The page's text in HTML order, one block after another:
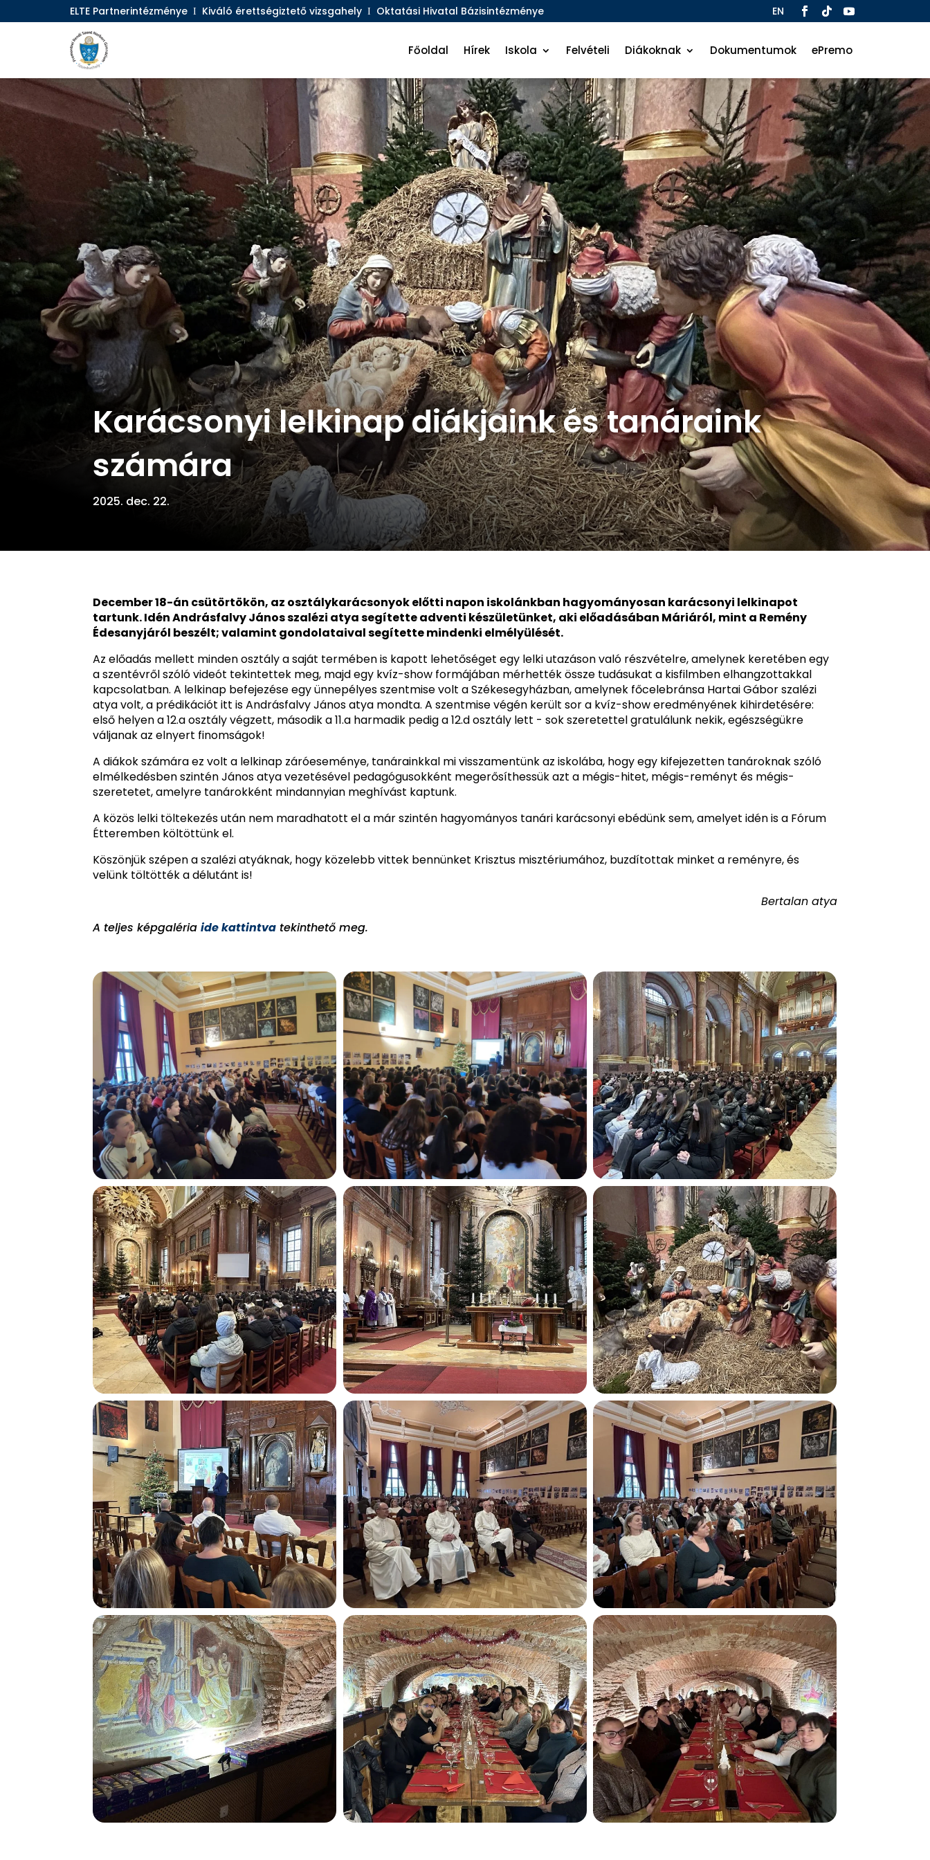
ELTE Partnerintézménye Ι Kiváló érettségiztető vizsgahely Ι Oktatási Hivatal Bázisintézménye EN
Főoldal Hírek Iskola Felvételi Diákoknak Dokumentumok ePremo
Karácsonyi lelkinap diákjaink és tanáraink
számára
2025. dec. 22.
December 18-án csütörtökön, az osztálykarácsonyok előtti napon iskolánkban hagyományosan karácsonyi lelkinapot
tartunk. Idén Andrásfalvy János szalézi atya segítette adventi készületünket, aki előadásában Máriáról, mint a Remény
Édesanyjáról beszélt; valamint gondolataival segítette mindenki elmélyülését.
Az előadás mellett minden osztály a saját termében is kapott lehetőséget egy lelki utazáson való részvételre, amelynek keretében egy
a szentévről szóló videót tekintettek meg, majd egy kvíz-show formájában mérhették össze tudásukat a kisfilmben elhangzottakkal
kapcsolatban. A lelkinap befejezése egy ünnepélyes szentmise volt a Székesegyházban, amelynek főcelebránsa Hartai Gábor szalézi
atya volt, a prédikációt itt is Andrásfalvy János atya mondta. A szentmise végén került sor a kvíz-show eredményének kihirdetésére:
első helyen a 12.a osztály végzett, második a 11.a harmadik pedig a 12.d osztály lett - sok szeretettel gratulálunk nekik, egészségükre
váljanak az elnyert finomságok!
A diákok számára ez volt a lelkinap záróeseménye, tanárainkkal mi visszamentünk az iskolába, hogy egy kifejezetten tanároknak szóló
elmélkedésben szintén János atya vezetésével pedagógusokként megerősíthessük azt a mégis-hitet, mégis-reményt és mégis-
szeretetet, amelyre tanárokként mindannyian meghívást kaptunk.
A közös lelki töltekezés után nem maradhatott el a már szintén hagyományos tanári karácsonyi ebédünk sem, amelyet idén is a Fórum
Étteremben költöttünk el.
Köszönjük szépen a szalézi atyáknak, hogy közelebb vittek bennünket Krisztus misztériumához, buzdítottak minket a reményre, és
velünk töltötték a délutánt is!
Bertalan atya
A teljes képgalériaide kattintva tekinthető meg.